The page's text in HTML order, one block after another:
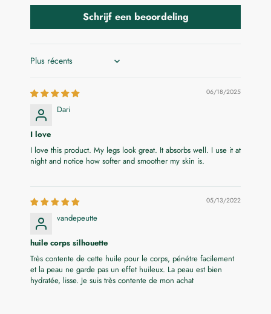
Schrijf een beoordeling
Sort by
06/18/2025
Dari
I love
I love this product. My legs look great. It absorbs well. I use it at
night and notice how softer and smoother my skin is.
05/13/2022
vandepeutte
huile corps silhouette
Très contente de cette huile pour le corps, pénétre facilement
et la peau ne garde pas un effet huileux. La peau est bien
hydratée, lisse. Je suis très contente de mon achat